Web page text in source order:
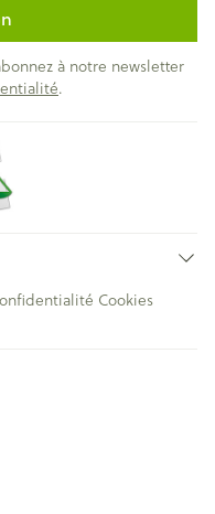
à notre newsletter
.
Cookies